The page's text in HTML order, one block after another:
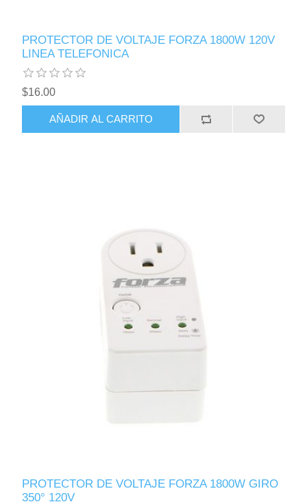
PROTECTOR DE VOLTAJE FORZA 1800W 120V
LINEA TELEFONICA
$16.00
AÑADIR AL CARRITO
PROTECTOR DE VOLTAJE FORZA 1800W GIRO
350° 120V